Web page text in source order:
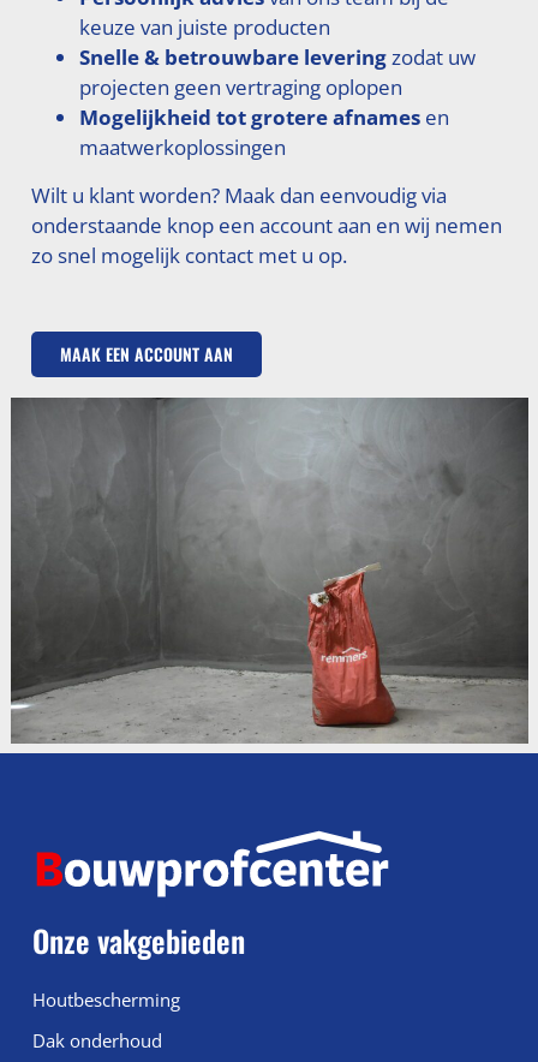
keuze van juiste producten
Snelle & betrouwbare leveringzodat uw
projecten geen vertraging oplopen
Mogelijkheid tot grotere afnamesen
maatwerkoplossingen
Wilt u klant worden? Maak dan eenvoudig via
onderstaande knop een account aan en wij nemen
zo snel mogelijk contact met u op.
MAAK EEN ACCOUNT AAN
Onze vakgebieden
Houtbescherming
Dak onderhoud